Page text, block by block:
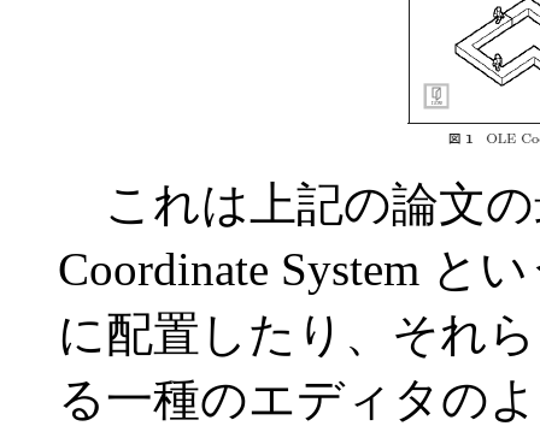
これは上記の論文
Coordinate System と
に配置したり、それ
る一種のエディタの